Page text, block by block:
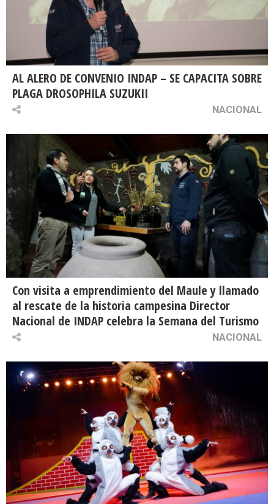
AL ALERO DE CONVENIO INDAP – SE CAPACITA SOBRE
PLAGA DROSOPHILA SUZUKII
NACIONAL
Con visita a emprendimiento del Maule y llamado
al rescate de la historia campesina Director
Nacional de INDAP celebra la Semana del Turismo
NACIONAL